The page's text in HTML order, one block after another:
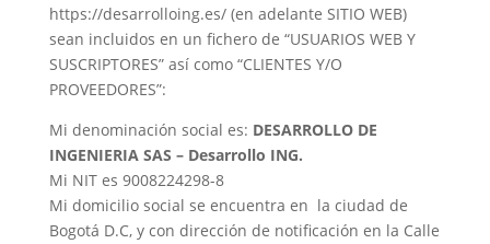
https://desarrolloing.es/ (en adelante SITIO WEB)
sean incluidos en un fichero de “USUARIOS WEB Y
SUSCRIPTORES” así como “CLIENTES Y/O
PROVEEDORES”:
Mi denominación social es: DESARROLLO DE
INGENIERIA SAS – Desarrollo ING.
Mi NIT es 9008224298-8
Mi domicilio social se encuentra en la ciudad de
Bogotá D.C, y con dirección de notificación en la Calle